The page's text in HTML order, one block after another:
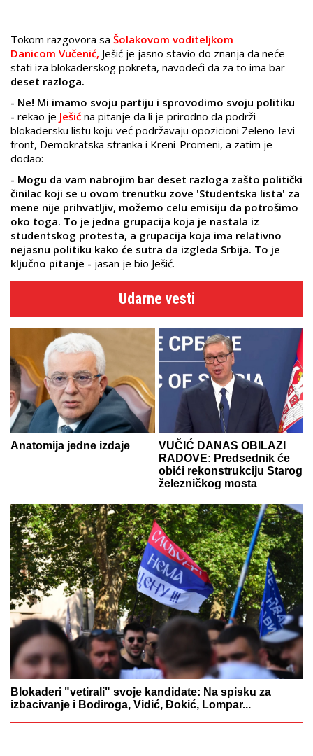
Tokom razgovora sa Šolakovom voditeljkom
Danicom Vučenić, Ješić je jasno stavio do znanja da neće
stati iza blokaderskog pokreta, navodeći da za to ima bar
deset razloga.
- Ne! Mi imamo svoju partiju i sprovodimo svoju politiku
- rekao je Ješić na pitanje da li je prirodno da podrži
blokadersku listu koju već podržavaju opozicioni Zeleno-levi
front, Demokratska stranka i Kreni-Promeni, a zatim je
dodao:
- Mogu da vam nabrojim bar deset razloga zašto politički
činilac koji se u ovom trenutku zove 'Studentska lista' za
mene nije prihvatljiv, možemo celu emisiju da potrošimo
oko toga. To je jedna grupacija koja je nastala iz
studentskog protesta, a grupacija koja ima relativno
nejasnu politiku kako će sutra da izgleda Srbija. To je
ključno pitanje - jasan je bio Ješić.
Udarne vesti
Anatomija jedne izdaje
VUČIĆ DANAS OBILAZI
RADOVE: Predsednik će
obići rekonstrukciju Starog
železničkog mosta
Blokaderi "vetirali" svoje kandidate: Na spisku za
izbacivanje i Bodiroga, Vidić, Đokić, Lompar...